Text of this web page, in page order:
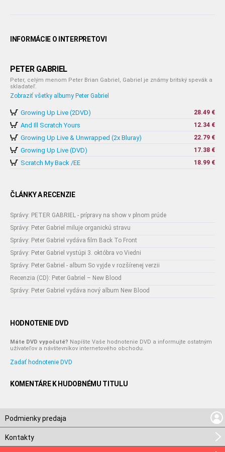
INFORMÁCIE O INTERPRETOVI
PETER GABRIEL
Peter, celým menom Peter Brian Gabriel, Gabriel je známy britský spevák a
skladateľ.
Zobraziť všetky albumy Peter Gabriel
Growing Up Live (2DVD) 28.49 €
And Ill Scratch Yours 12.34 €
Growing Up Live & Unwrapped (2x Bluray) 22.79 €
Growing Up Live (DVD) 17.38 €
Scratch My Back /EE 18.99 €
ČLÁNKY A RECENZIE
Správy: PETER GABRIEL - prípravy na show v plnom prúde
Správy: Peter Gabriel miluje organickú stravu
Správy: Peter Gabriel vydáva film Back To Front
Správy: Peter Gabriel vystúpi 3. októbra vo Viedni
Správy: Peter Gabriel - album So vyjde v rozšírenej verzii
Recenzia (CD): Peter Gabriel – New Blood
Správy: Peter Gabriel vydáva nový album New Blood
HODNOTENIE DVD
Máte DVD vypočuté? Napíšte Vaše hodnotenie DVD a informujte ostatným
užívateľov a návštevníkov internetového obchodu.
Zadať hodnotenie DVD
KOMENTÁRE K HUDOBNÉMU TITULU
Podmienky predaja
Kontakty